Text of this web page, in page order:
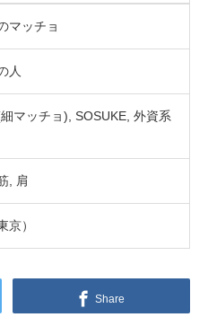
マッチョ
人
マッチョ) SOSUKE 外資系
肩
京）
Share